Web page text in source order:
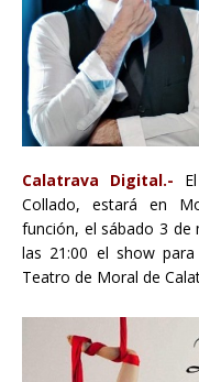
Calatrava Digital.-
Collado, estará en
función, el sábado 3 de
las 21:00 el show
Teatro de Moral de